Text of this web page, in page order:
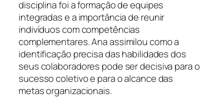
disciplina foi a formação de equipes
integradas e a importância de reunir
indivíduos com competências
complementares. Ana assimilou como a
identificação precisa das habilidades dos
seus colaboradores pode ser decisiva para o
sucesso coletivo e para o alcance das
metas organizacionais.